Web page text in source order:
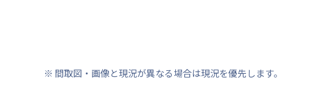
※ 間取図・画像と現況が異なる場合は現況を優先します。